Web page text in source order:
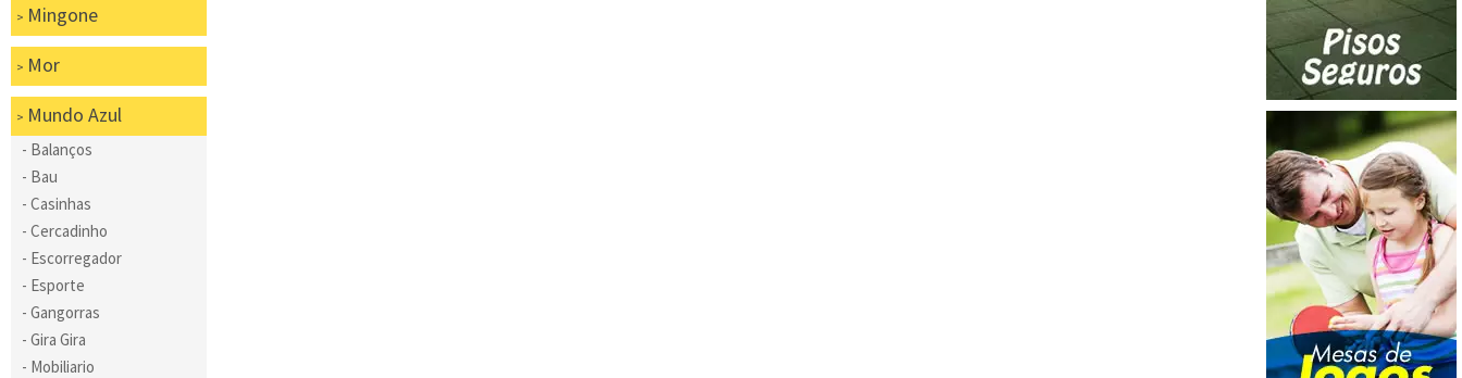
Mingone
Mor
Mundo Azul
Balanços
Bau
Casinhas
Cercadinho
Escorregador
Esporte
Gangorras
Gira Gira
Mobiliario